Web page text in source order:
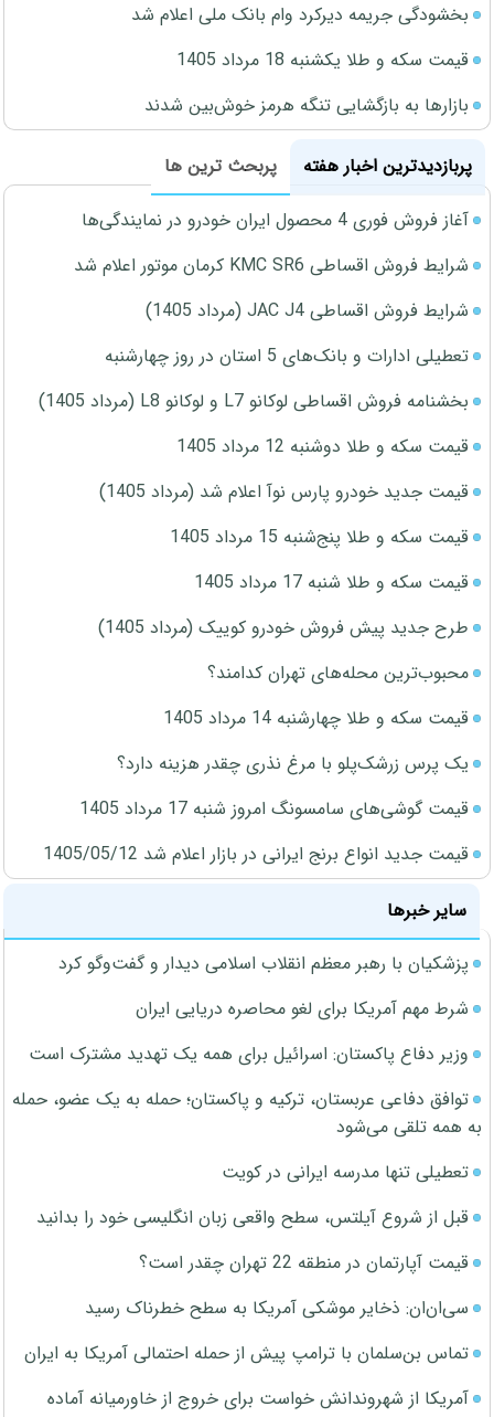
بخشودگی جریمه دیرکرد وام بانک ملی اعلام شد
قیمت سکه و طلا یکشنبه 18 مرداد 1405
بازارها به بازگشایی تنگه هرمز خوش‌بین شدند
پربازدیدترین اخبار هفته
پربحث ترین ها
آغاز فروش فوری 4 محصول ایران خودرو در نمایندگی‌ها
شرایط فروش اقساطی KMC SR6 کرمان موتور اعلام شد
شرایط فروش اقساطی JAC J4 (مرداد 1405)
تعطیلی ادارات و بانک‌های 5 استان در روز چهارشنبه
بخشنامه فروش اقساطی لوکانو L7 و لوکانو L8 (مرداد 1405)
قیمت سکه و طلا دوشنبه 12 مرداد 1405
قیمت جدید خودرو پارس نوآ اعلام شد (مرداد 1405)
قیمت سکه و طلا پنج‌شنبه 15 مرداد 1405
قیمت سکه و طلا شنبه 17 مرداد 1405
طرح جدید پیش فروش خودرو کوییک (مرداد 1405)
محبوب‌ترین محله‌های تهران کدامند؟
قیمت سکه و طلا چهارشنبه 14 مرداد 1405
یک پرس زرشک‌پلو با مرغ نذری چقدر هزینه دارد؟
قیمت گوشی‌های سامسونگ امروز شنبه 17 مرداد 1405
قیمت جدید انواع برنج ایرانی در بازار اعلام شد 1405/05/12
سایر خبرها
پزشکیان با رهبر معظم انقلاب اسلامی دیدار و گفت‌وگو کرد
شرط مهم آمریکا برای لغو محاصره دریایی ایران
وزیر دفاع پاکستان: اسرائیل برای همه یک تهدید مشترک است
توافق دفاعی عربستان، ترکیه و پاکستان؛ حمله به یک عضو، حمله
به همه تلقی می‌شود
تعطیلی تنها مدرسه ایرانی در کویت
قبل از شروع آیلتس، سطح واقعی زبان انگلیسی خود را بدانید
قیمت آپارتمان در منطقه 22 تهران چقدر است؟
سی‌ان‌ان: ذخایر موشکی آمریکا به سطح خطرناک رسید
تماس بن‌سلمان با ترامپ پیش از حمله احتمالی آمریکا به ایران
آمریکا از شهروندانش خواست برای خروج از خاورمیانه آماده